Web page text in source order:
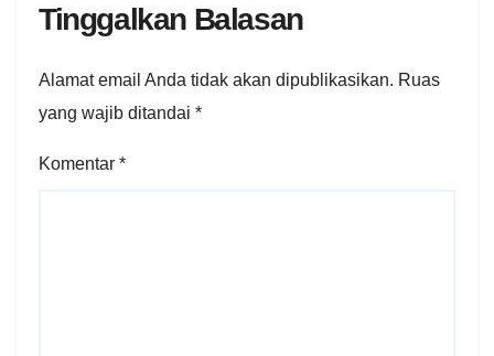
Tinggalkan Balasan
Alamat email Anda tidak akan dipublikasikan. Ruas
yang wajib ditandai *
Komentar *